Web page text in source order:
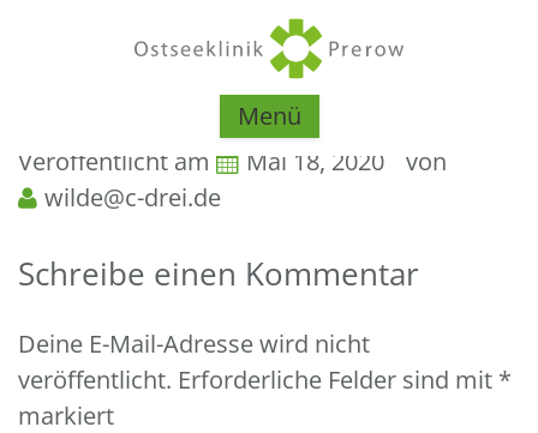
Menü
Veröffentlicht am
Mai 18, 2020
von
wilde@c-drei.de
Schreibe einen Kommentar
Deine E-Mail-Adresse wird nicht
veröffentlicht. Erforderliche Felder sind mit *
markiert